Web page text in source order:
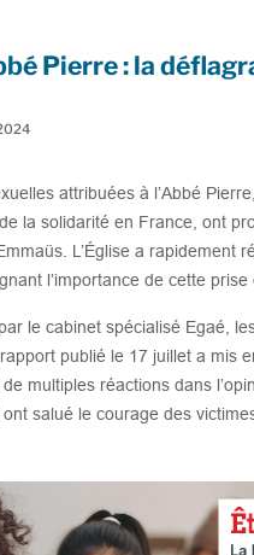
Pierre : la
attribuées à l’Abbé
la solidarité en France, ont
L’Église a rapidement
l’importance de cette
le cabinet spécialisé Egaé,
publié le 17 juillet a mis
multiples réactions dans
salué le courage des